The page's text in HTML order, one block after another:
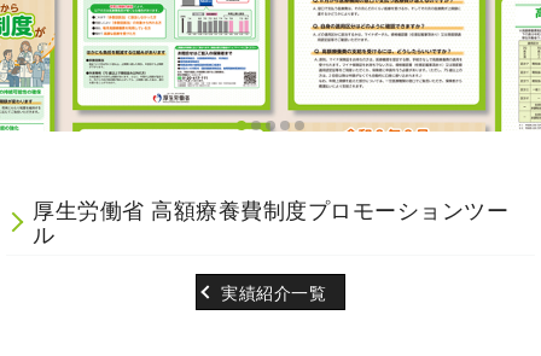
厚生労働省 高額療養費制度プロモーションツー
ル
実績紹介一覧